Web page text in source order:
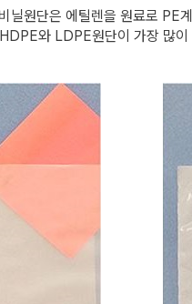
비닐원단은 에틸렌을 원료로 PE
HDPE와 LDPE원단이 가장 많이